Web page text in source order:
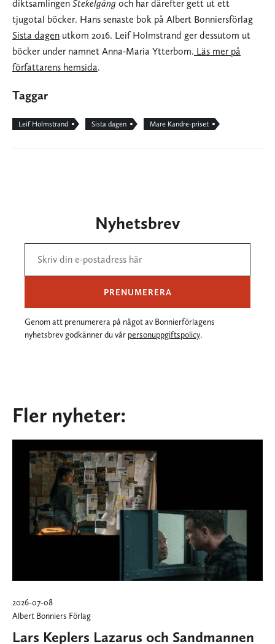
diktsamlingen Stekelgång och har därefter gett ut ett
tjugotal böcker. Hans senaste bok på Albert Bonniersförlag
Sista dagen utkom 2016. Leif Holmstrand ger dessutom ut
böcker under namnet Anna-Maria Ytterbom. Läs mer på
författarens hemsida.
Taggar
Leif Holmstrand Sista dagen Mare Kandre-priset
Nyhetsbrev
PRENUMERERA
Genom att prenumerera på något av Bonnierförlagens
nyhetsbrev godkänner du vår personuppgiftspolicy.
Fler nyheter:
2026-07-08
Albert Bonniers Förlag
Lars Keplers Lazarus och Sandmannen